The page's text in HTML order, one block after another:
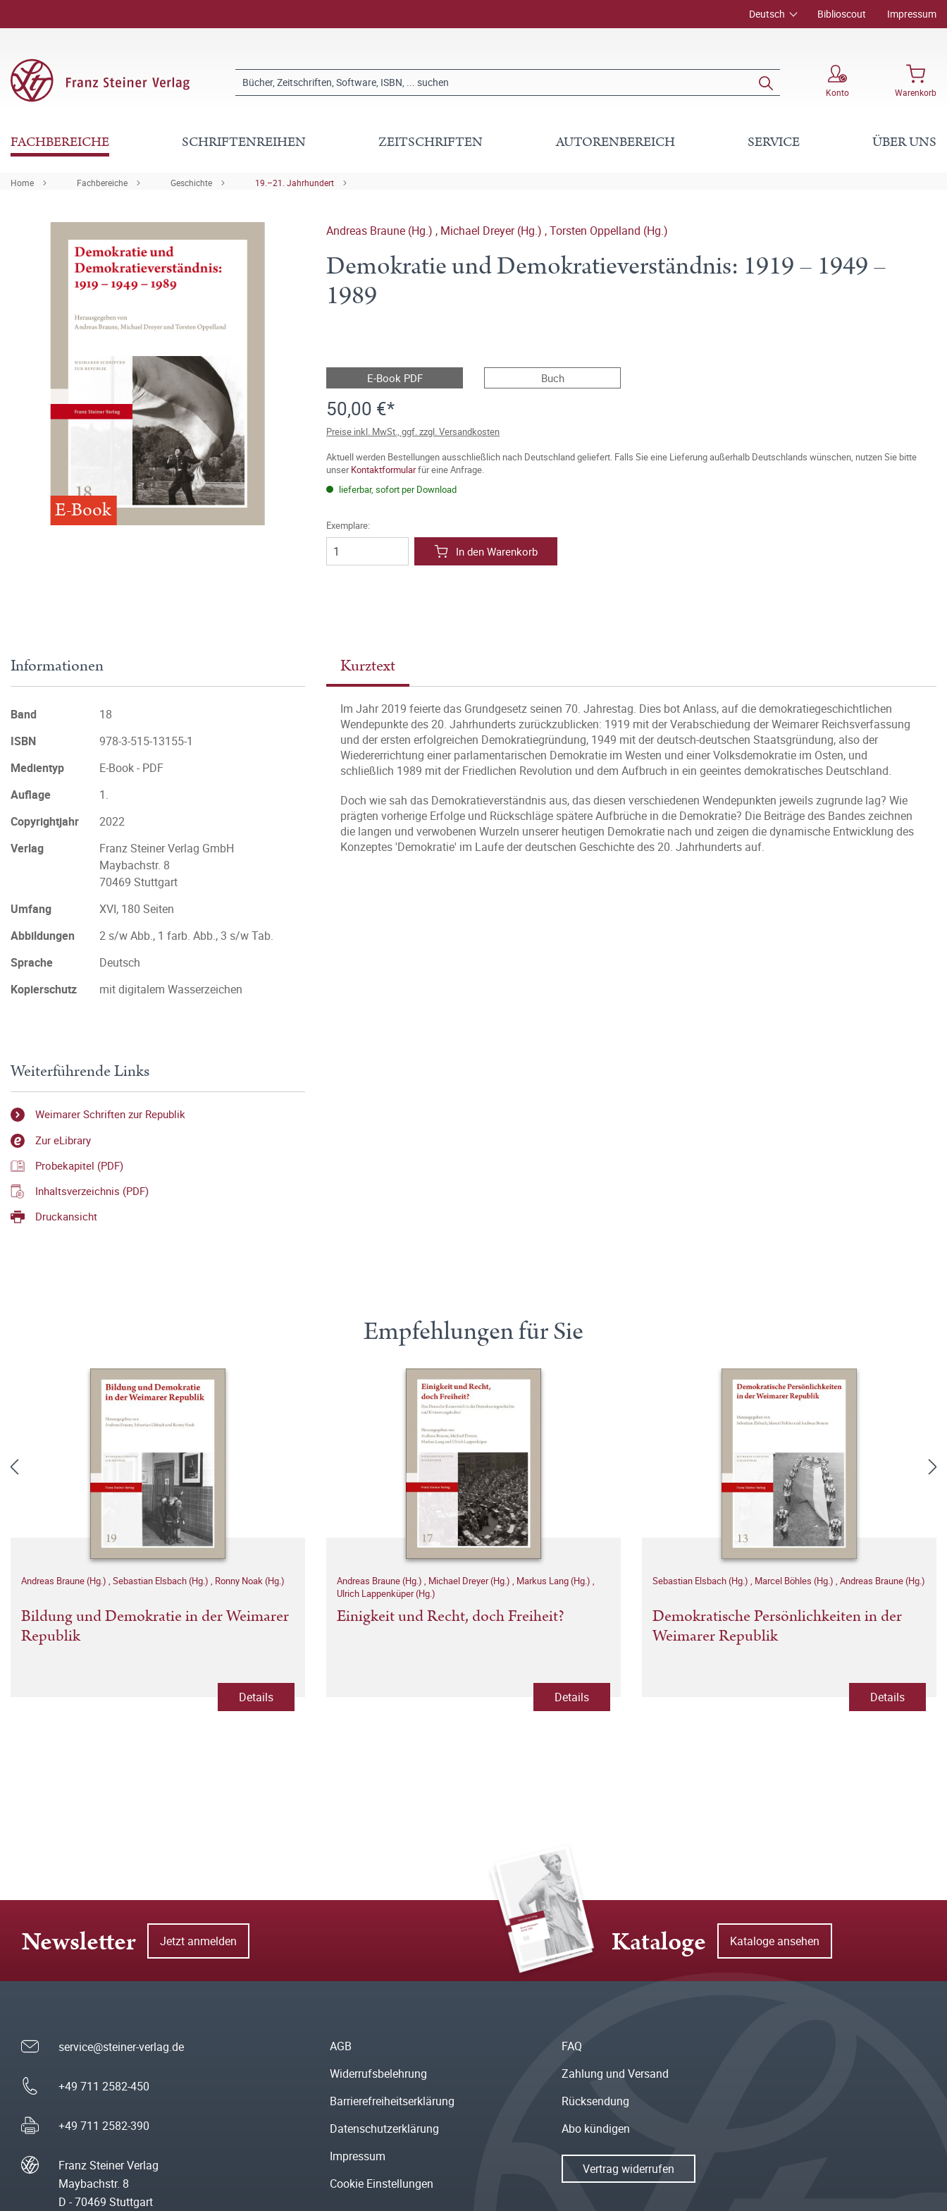
Deutsch Biblioscout Impressum
Konto Warenkorb
FACHBEREICHE SCHRIFTENREIHEN ZEITSCHRIFTEN AUTORENBEREICH SERVICE ÜBER UNS
Home Fachbereiche Geschichte 19.–21. Jahrhundert
E-Book
Andreas Braune (Hg.) , Michael Dreyer (Hg.) ,Torsten Oppelland (Hg.)
Demokratie und Demokratieverständnis: 1919 – 1949 –
1989
E-Book PDF Buch
50,00 €*
Preise inkl. MwSt., ggf. zzgl. Versandkosten
Aktuell werden Bestellungen ausschließlich nach Deutschland geliefert. Falls Sie eine Lieferung außerhalb Deutschlands wünschen, nutzen Sie bitte
unserKontaktformularfür eine Anfrage.
lieferbar, sofort per Download
Exemplare:
In den Warenkorb
Kurztext
Im Jahr 2019 feierte das Grundgesetz seinen 70. Jahrestag. Dies bot Anlass, auf die demokratiegeschichtlichen
Wendepunkte des 20. Jahrhunderts zurückzublicken: 1919 mit der Verabschiedung der Weimarer Reichsverfassung
und der ersten erfolgreichen Demokratiegründung, 1949 mit der deutsch-deutschen Staatsgründung, also der
Wiedererrichtung einer parlamentarischen Demokratie im Westen und einer Volksdemokratie im Osten, und
schließlich 1989 mit der Friedlichen Revolution und dem Aufbruch in ein geeintes demokratisches Deutschland.
Doch wie sah das Demokratieverständnis aus, das diesen verschiedenen Wendepunkten jeweils zugrunde lag? Wie
prägten vorherige Erfolge und Rückschläge spätere Aufbrüche in die Demokratie? Die Beiträge des Bandes zeichnen
die langen und verwobenen Wurzeln unserer heutigen Demokratie nach und zeigen die dynamische Entwicklung des
Konzeptes 'Demokratie' im Laufe der deutschen Geschichte des 20. Jahrhunderts auf.
Informationen
Band
18
ISBN
978-3-515-13155-1
Medientyp
E-Book - PDF
Auflage
1.
Copyrightjahr
2022
Verlag
Franz Steiner Verlag GmbH
Maybachstr. 8
70469 Stuttgart
Umfang
XVI, 180 Seiten
Abbildungen
2 s/w Abb., 1 farb. Abb., 3 s/w Tab.
Sprache
Deutsch
Kopierschutz
mit digitalem Wasserzeichen
Weiterführende Links
Weimarer Schriften zur Republik
Zur eLibrary
Probekapitel (PDF)
Inhaltsverzeichnis (PDF)
Druckansicht
Empfehlungen für Sie
Andreas Braune (Hg.) , Sebastian Elsbach (Hg.) , Ronny Noak (Hg.)
Bildung und Demokratie in der Weimarer
Republik
Details
Andreas Braune (Hg.) , Michael Dreyer (Hg.) , Markus Lang (Hg.) ,
Ulrich Lappenküper (Hg.)
Einigkeit und Recht, doch Freiheit?
Details
Sebastian Elsbach (Hg.) , Marcel Böhles (Hg.) , Andreas Braune (Hg.)
Demokratische Persönlichkeiten in der
Weimarer Republik
Details
Newsletter Jetzt anmelden Kataloge Kataloge ansehen
service@steiner-verlag.de
+49 711 2582-450
+49 711 2582-390
Franz Steiner Verlag
Maybachstr. 8
D - 70469 Stuttgart
AGB
Widerrufsbelehrung
Barrierefreiheitserklärung
Datenschutzerklärung
Impressum
Cookie Einstellungen
FAQ
Zahlung und Versand
Rücksendung
Abo kündigen
Vertrag widerrufen